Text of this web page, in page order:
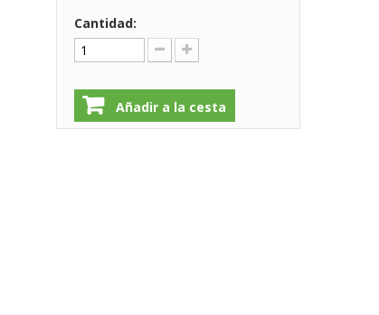
Cantidad:
Añadir a la cesta